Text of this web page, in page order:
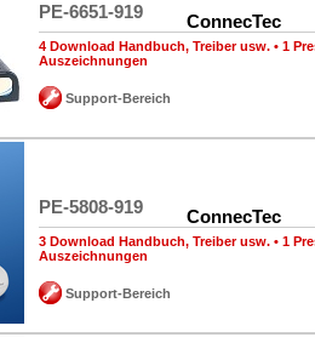
PE-6651-919 ConnecTec
4 Download Handbuch, Treiber usw. • 1
Auszeichnungen
Support-Bereich
PE-5808-919 ConnecTec
3 Download Handbuch, Treiber usw. • 1
Auszeichnungen
Support-Bereich